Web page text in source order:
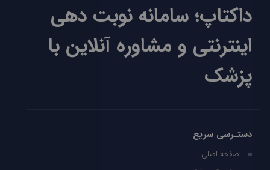
داکتاپ؛ سامانه نوبت دهی
اینترنتی و مشاوره آنلاین با
پزشک
دستـرسی سریع
صفحه اصلی